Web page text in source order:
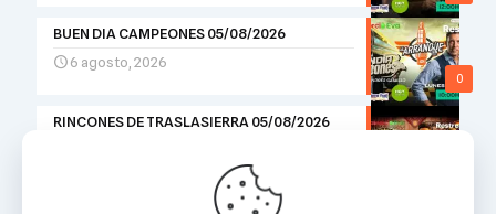
0
BUEN DIA CAMPEONES 05/08/2026
6 agosto, 2026
RINCONES DE TRASLASIERRA 05/08/2026